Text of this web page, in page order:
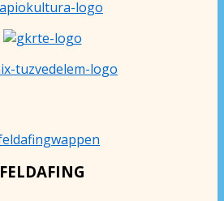
FELDAFING